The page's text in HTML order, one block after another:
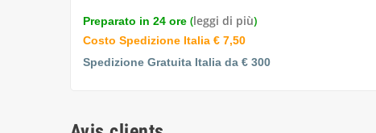
Preparato in 24 ore (leggi di più)
Costo Spedizione Italia € 7,50
Spedizione Gratuita Italia da € 300